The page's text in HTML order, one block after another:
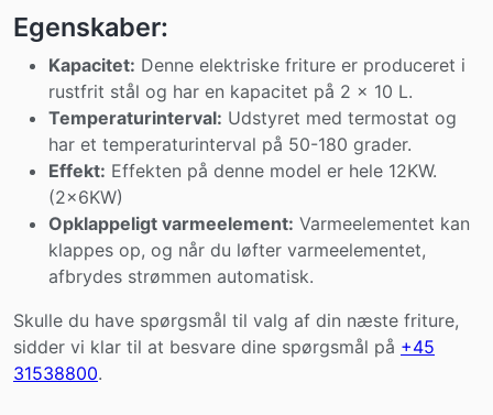
Egenskaber:
Kapacitet: Denne elektriske friture er produceret i
rustfrit stål og har en kapacitet på 2 x 10 L.
Temperaturinterval: Udstyret med termostat og
har et temperaturinterval på 50-180 grader.
Effekt: Effekten på denne model er hele 12KW.
(2x6KW)
Opklappeligt varmeelement: Varmeelementet kan
klappes op, og når du løfter varmeelementet,
afbrydes strømmen automatisk.
Skulle du have spørgsmål til valg af din næste friture,
sidder vi klar til at besvare dine spørgsmål på +45
31538800.